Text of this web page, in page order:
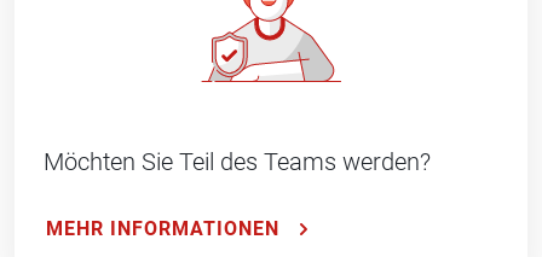
Möchten Sie Teil des Teams werden?
MEHR INFORMATIONEN